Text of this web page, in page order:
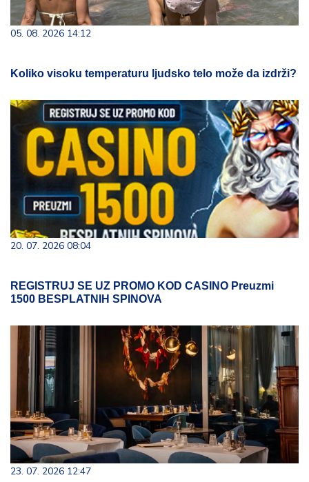
05. 08. 2026 14:12
Koliko visoku temperaturu ljudsko telo može da izdrži?
20. 07. 2026 08:04
REGISTRUJ SE UZ PROMO KOD CASINO Preuzmi
1500 BESPLATNIH SPINOVA
23. 07. 2026 12:47